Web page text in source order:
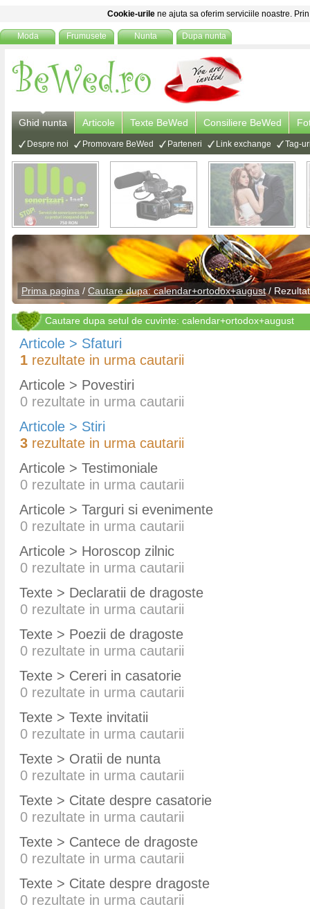
Cookie-urile ne ajuta sa oferim serviciile noastre.
Moda Frumusete Nunta Dupa nunta
Ghid nunta Articole Texte BeWed Consiliere BeWed
Despre noi Promovare BeWed Parteneri Link exchange Tag-
Prima pagina / Cautare dupa: calendar+ortodox+august/
Cautare dupa setul de cuvinte: calendar+ortodox+august
Articole > Sfaturi
1 rezultate in urma cautarii
Articole > Povestiri
0 rezultate in urma cautarii
Articole > Stiri
3 rezultate in urma cautarii
Articole > Testimoniale
0 rezultate in urma cautarii
Articole > Targuri si evenimente
0 rezultate in urma cautarii
Articole > Horoscop zilnic
0 rezultate in urma cautarii
Texte > Declaratii de dragoste
0 rezultate in urma cautarii
Texte > Poezii de dragoste
0 rezultate in urma cautarii
Texte > Cereri in casatorie
0 rezultate in urma cautarii
Texte > Texte invitatii
0 rezultate in urma cautarii
Texte > Oratii de nunta
0 rezultate in urma cautarii
Texte > Citate despre casatorie
0 rezultate in urma cautarii
Texte > Cantece de dragoste
0 rezultate in urma cautarii
Texte > Citate despre dragoste
0 rezultate in urma cautarii